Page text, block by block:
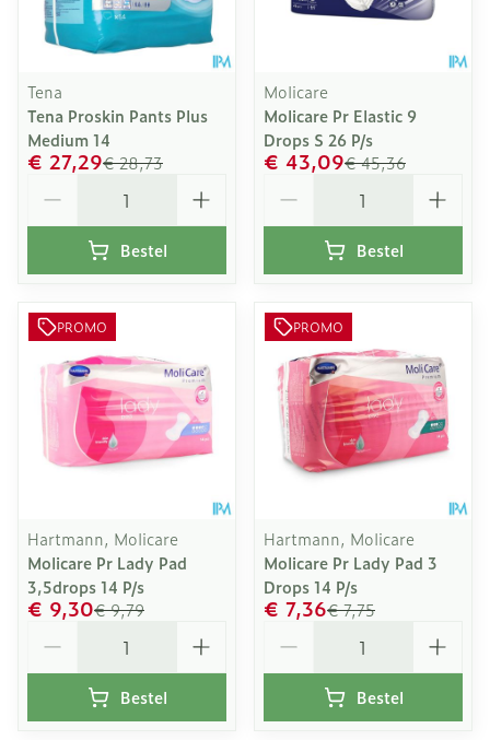
Tena
Tena Proskin Pants Plus
Medium 14
€ 28,73
€ 27,29
Bestel
Molicare
Molicare Pr Elastic 9
Drops S 26 P/s
€ 45,36
€ 43,09
Bestel
PROMO
Hartmann, Molicare
Molicare Pr Lady Pad
3,5drops 14 P/s
€ 9,79
€ 9,30
Bestel
PROMO
Hartmann, Molicare
Molicare Pr Lady Pad 3
Drops 14 P/s
€ 7,75
€ 7,36
Bestel